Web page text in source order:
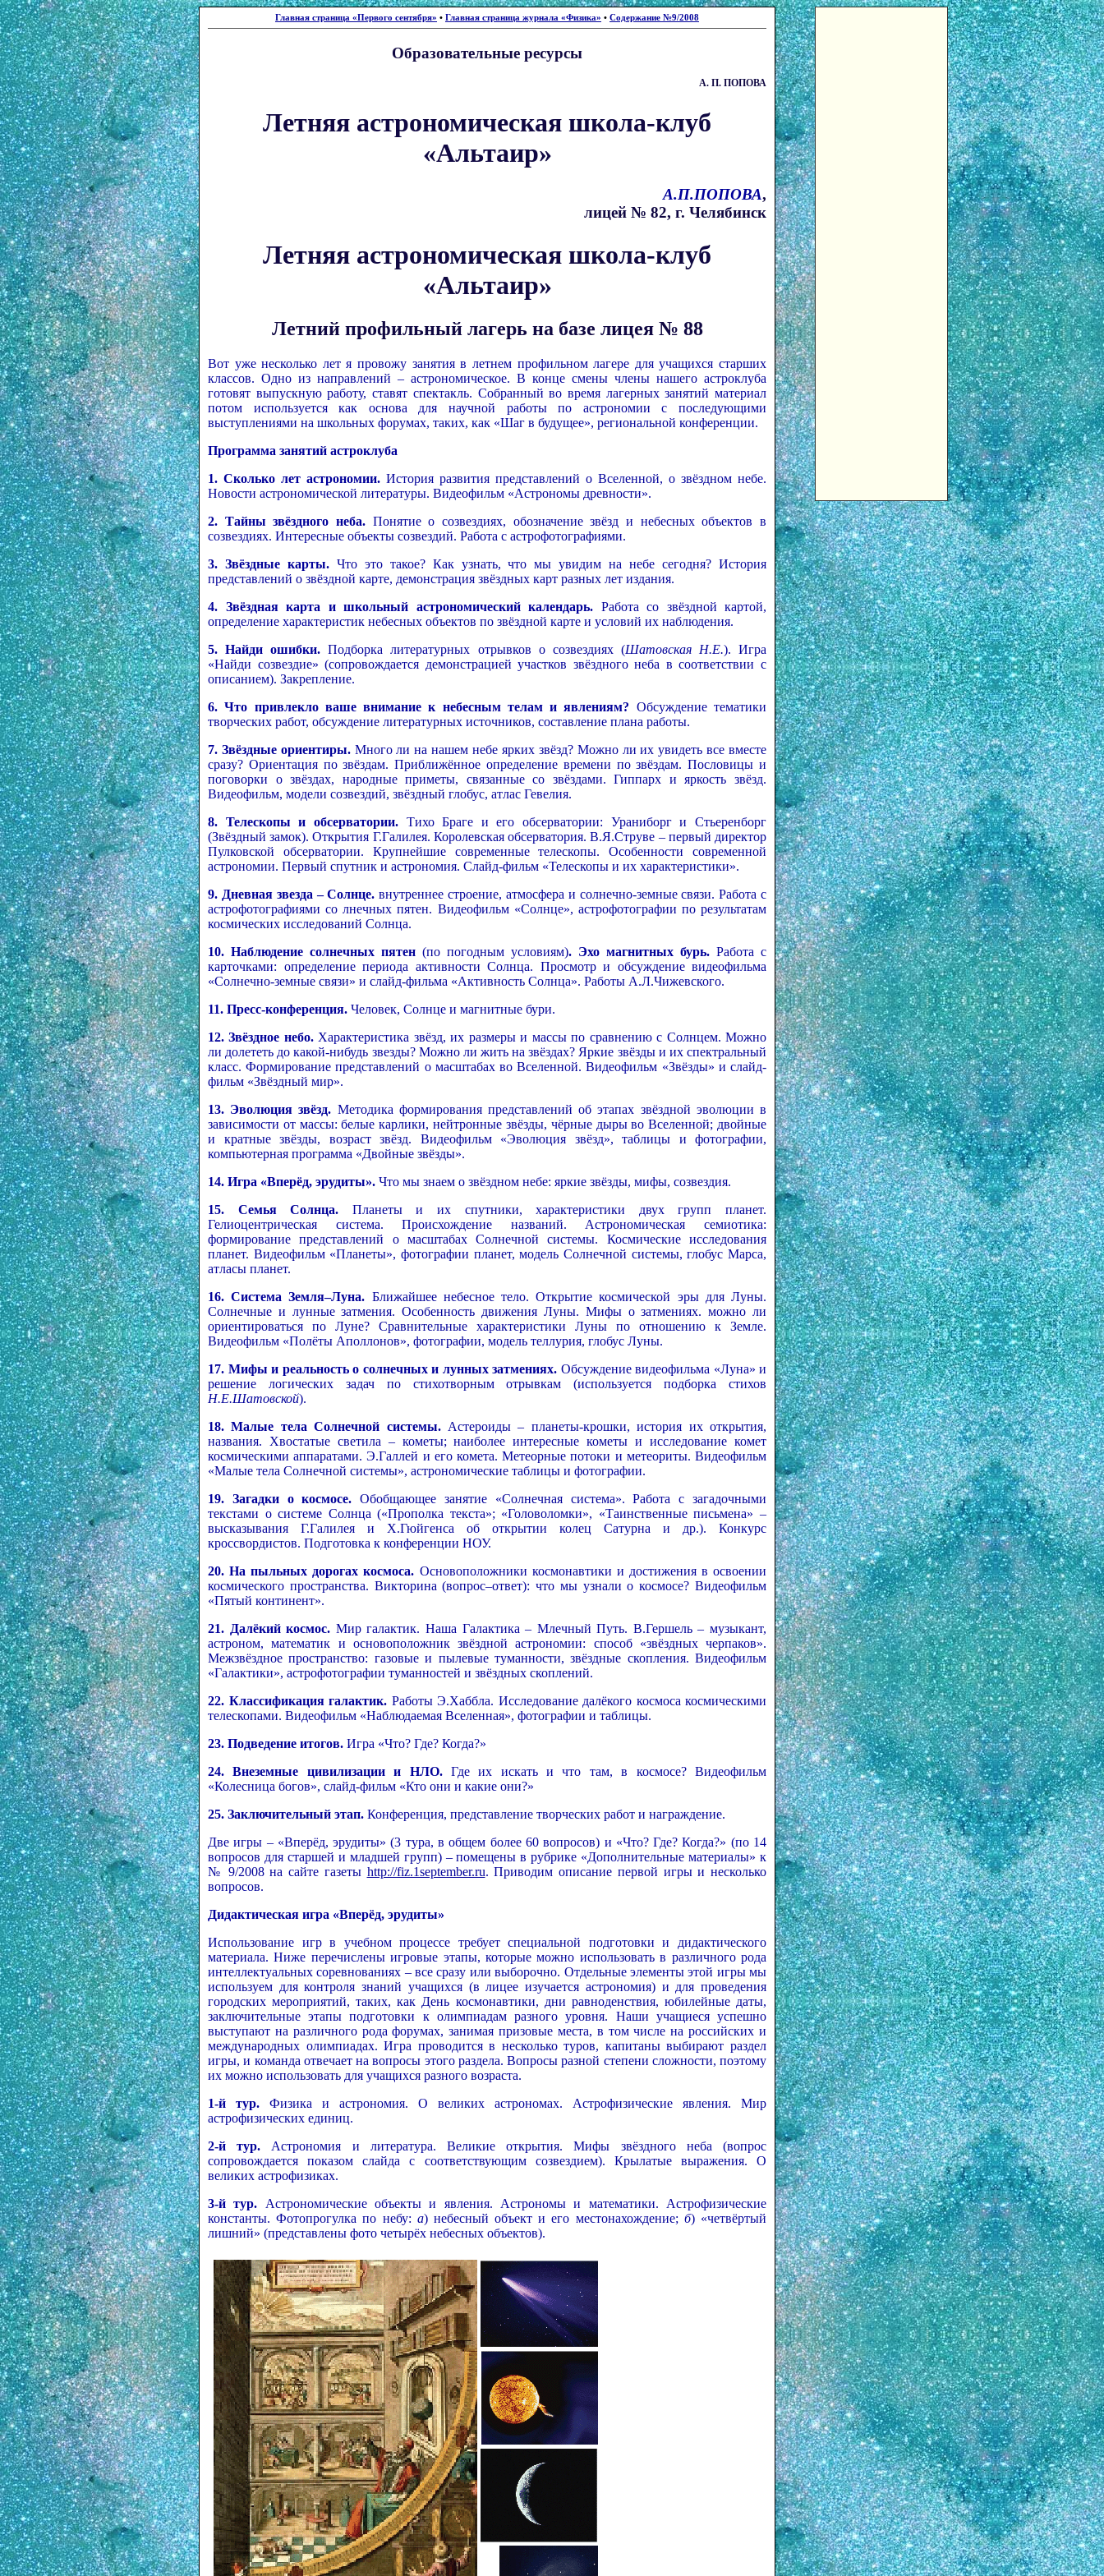
Главная страница «Первого сентября» • Главная страница журнала «Физика» • Содержание №9/2008
Образовательные ресурсы
А. П. ПОПОВА
Летняя астрономическая школа-клуб
«Альтаир»
А.П.ПОПОВА,
лицей № 82, г. Челябинск
Летняя астрономическая школа-клуб
«Альтаир»
Летний профильный лагерь на базе лицея № 88
Вот уже несколько лет я провожу занятия в летнем профильном лагере для учащихся старших
классов. Одно из направлений – астрономическое. В конце смены члены нашего астроклуба
готовят выпускную работу, ставят спектакль. Собранный во время лагерных занятий материал
потом используется как основа для научной работы по астрономии с последующими
выступлениями на школьных форумах, таких, как «Шаг в будущее», региональной конференции.
Программа занятий астроклуба
1. Сколько лет астрономии. История развития представлений о Вселенной, о звёздном небе.
Новости астрономической литературы. Видеофильм «Астрономы древности».
2. Тайны звёздного неба. Понятие о созвездиях, обозначение звёзд и небесных объектов в
созвездиях. Интересные объекты созвездий. Работа с астрофотографиями.
3. Звёздные карты.Что это такое? Как узнать, что мы увидим на небе сегодня? История
представлений о звёздной карте, демонстрация звёздных карт разных лет издания.
4. Звёздная карта и школьный астрономический календарь. Работа со звёздной картой,
определение характеристик небесных объектов по звёздной карте и условий их наблюдения.
5. Найди ошибки. Подборка литературных отрывков о созвездиях (Шатовская Н.Е.). Игра
«Найди созвездие» (сопровождается демонстрацией участков звёздного неба в соответствии с
описанием). Закрепление.
6. Что привлекло ваше внимание к небесным телам и явлениям? Обсуждение тематики
творческих работ, обсуждение литературных источников, составление плана работы.
7. Звёздные ориентиры.Много ли на нашем небе ярких звёзд? Можно ли их увидеть все вместе
сразу? Ориентация по звёздам. Приближённое определение времени по звёздам. Пословицы и
поговорки о звёздах, народные приметы, связанные со звёздами. Гиппарх и яркость звёзд.
Видеофильм, модели созвездий, звёздный глобус, атлас Гевелия.
8. Телескопы и обсерватории.Тихо Браге и его обсерватории: Ураниборг и Стьеренборг
(Звёздный замок). Открытия Г.Галилея. Королевская обсерватория. В.Я.Струве – первый директор
Пулковской обсерватории. Крупнейшие современные телескопы. Особенности современной
астрономии. Первый спутник и астрономия. Слайд-фильм «Телескопы и их характеристики».
9. Дневная звезда – Солнце. внутреннее строение, атмосфера и солнечно-земные связи. Работа с
астрофотографиями со лнечных пятен. Видеофильм «Солнце», астрофотографии по результатам
космических исследований Солнца.
10. Наблюдение солнечных пятен (по погодным условиям). Эхо магнитных бурь. Работа с
карточками: определение периода активности Солнца. Просмотр и обсуждение видеофильма
«Солнечно-земные связи» и слайд-фильма «Активность Солнца». Работы А.Л.Чижевского.
11. Пресс-конференция. Человек, Солнце и магнитные бури.
12. Звёздное небо.Характеристика звёзд, их размеры и массы по сравнению с Солнцем. Можно
ли долететь до какой-нибудь звезды? Можно ли жить на звёздах? Яркие звёзды и их спектральный
класс. Формирование представлений о масштабах во Вселенной. Видеофильм «Звёзды» и слайд-
фильм «Звёздный мир».
13. Эволюция звёзд. Методика формирования представлений об этапах звёздной эволюции в
зависимости от массы: белые карлики, нейтронные звёзды, чёрные дыры во Вселенной; двойные
и кратные звёзды, возраст звёзд. Видеофильм «Эволюция звёзд», таблицы и фотографии,
компьютерная программа «Двойные звёзды».
14. Игра «Вперёд, эрудиты». Что мы знаем о звёздном небе: яркие звёзды, мифы, созвездия.
15. Семья Солнца. Планеты и их спутники, характеристики двух групп планет.
Гелиоцентрическая система. Происхождение названий. Астрономическая семиотика:
формирование представлений о масштабах Солнечной системы. Космические исследования
планет. Видеофильм «Планеты», фотографии планет, модель Солнечной системы, глобус Марса,
атласы планет.
16. Система Земля–Луна. Ближайшее небесное тело. Открытие космической эры для Луны.
Солнечные и лунные затмения. Особенность движения Луны. Мифы о затмениях. можно ли
ориентироваться по Луне? Сравнительные характеристики Луны по отношению к Земле.
Видеофильм «Полёты Аполлонов», фотографии, модель теллурия, глобус Луны.
17. Мифы и реальность о солнечных и лунных затмениях. Обсуждение видеофильма «Луна» и
решение логических задач по стихотворным отрывкам (используется подборка стихов
Н.Е.Шатовской).
18. Малые тела Солнечной системы. Астероиды – планеты-крошки, история их открытия,
названия. Хвостатые светила – кометы; наиболее интересные кометы и исследование комет
космическими аппаратами. Э.Галлей и его комета. Метеорные потоки и метеориты. Видеофильм
«Малые тела Солнечной системы», астрономические таблицы и фотографии.
19. Загадки о космосе. Обобщающее занятие «Солнечная система». Работа с загадочными
текстами о системе Солнца («Прополка текста»; «Головоломки», «Таинственные письмена» –
высказывания Г.Галилея и Х.Гюйгенса об открытии колец Сатурна и др.). Конкурс
кроссвордистов. Подготовка к конференции НОУ.
20. На пыльных дорогах космоса. Основоположники космонавтики и достижения в освоении
космического пространства. Викторина (вопрос–ответ): что мы узнали о космосе? Видеофильм
«Пятый континент».
21. Далёкий космос. Мир галактик. Наша Галактика – Млечный Путь. В.Гершель – музыкант,
астроном, математик и основоположник звёздной астрономии: способ «звёздных черпаков».
Межзвёздное пространство: газовые и пылевые туманности, звёздные скопления. Видеофильм
«Галактики», астрофотографии туманностей и звёздных скоплений.
22. Классификация галактик. Работы Э.Хаббла. Исследование далёкого космоса космическими
телескопами. Видеофильм «Наблюдаемая Вселенная», фотографии и таблицы.
23. Подведение итогов. Игра «Что? Где? Когда?»
24. Внеземные цивилизации и НЛО.Где их искать и что там, в космосе? Видеофильм
«Колесница богов», слайд-фильм «Кто они и какие они?»
25. Заключительный этап. Конференция, представление творческих работ и награждение.
Две игры – «Вперёд, эрудиты» (3 тура, в общем более 60 вопросов) и «Что? Где? Когда?» (по 14
вопросов для старшей и младшей групп) – помещены в рубрике «Дополнительные материалы» к
№ 9/2008 на сайте газеты http://fiz.1september.ru. Приводим описание первой игры и несколько
вопросов.
Дидактическая игра «Вперёд, эрудиты»
Использование игр в учебном процессе требует специальной подготовки и дидактического
материала. Ниже перечислены игровые этапы, которые можно использовать в различного рода
интеллектуальных соревнованиях – все сразу или выборочно. Отдельные элементы этой игры мы
используем для контроля знаний учащихся (в лицее изучается астрономия) и для проведения
городских мероприятий, таких, как День космонавтики, дни равноденствия, юбилейные даты,
заключительные этапы подготовки к олимпиадам разного уровня. Наши учащиеся успешно
выступают на различного рода форумах, занимая призовые места, в том числе на российских и
международных олимпиадах. Игра проводится в несколько туров, капитаны выбирают раздел
игры, и команда отвечает на вопросы этого раздела. Вопросы разной степени сложности, поэтому
их можно использовать для учащихся разного возраста.
1-й тур. Физика и астрономия. О великих астрономах. Астрофизические явления. Мир
астрофизических единиц.
2-й тур. Астрономия и литература. Великие открытия. Мифы звёздного неба (вопрос
сопровождается показом слайда с соответствующим созвездием). Крылатые выражения. О
великих астрофизиках.
3-й тур. Астрономические объекты и явления. Астрономы и математики. Астрофизические
константы. Фотопрогулка по небу: а) небесный объект и его местонахождение; б) «четвёртый
лишний» (представлены фото четырёх небесных объектов).